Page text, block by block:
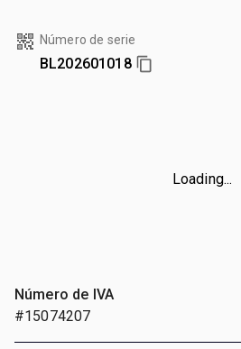
Número de serie
BL202601018
Loading...
Número de IVA
#15074207